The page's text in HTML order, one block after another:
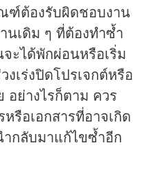
ฑ์ต้องรับผิดชอบงาน
นเดิม ๆ ที่ต้องทำซ้ำ
ะได้พักผ่อนหรือเริ่ม
เร่งปิดโปรเจกต์หรือ
อย่างไรก็ตาม ควร
รือเอกสารที่อาจเกิด
กลับมาแก้ไขซ้ำอีก